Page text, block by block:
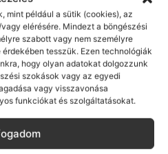
mint például a sütik (cookies), az
elérésére. Mindezt a böngészési
szabott vagy nem személyre
tesszük. Ezen technológiák
hogy olyan adatokat dolgozzunk
szokások vagy az egyedi
vagy visszavonása
funkciókat és szolgáltatásokat.
minőségű az alkatrész, azt a
jelezzük neked.
szereplői vagyunk.